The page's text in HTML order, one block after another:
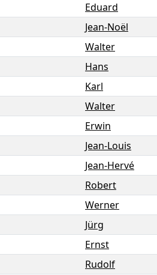
Eduard
Jean-Noël
Walter
Hans
Karl
Walter
Erwin
Jean-Louis
Jean-Hervé
Robert
Werner
Jürg
Ernst
Rudolf